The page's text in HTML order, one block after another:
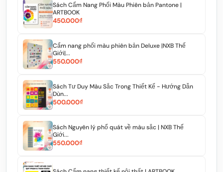
Sách Cẩm Nang Phối Màu Phiên bản Pantone |
ARTBOOK
450.000₫
Cẩm nang phối màu phiên bản Deluxe |NXB Thế
Giới|...
550.000₫
Sách Tư Duy Màu Sắc Trong Thiết Kế - Hướng Dẫn
Dùn...
500.000₫
Sách Nguyên lý phổ quát về màu sắc | NXB Thế
Giới...
550.000₫